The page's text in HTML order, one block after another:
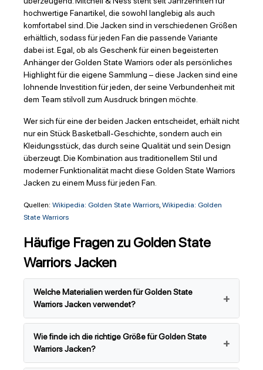
hochwertige Fanartikel, die sowohl langlebig als auch
komfortabel sind. Die Jacken sind in verschiedenen Größen
erhältlich, sodass für jeden Fan die passende Variante
dabei ist. Egal, ob als Geschenk für einen begeisterten
Anhänger der Golden State Warriors oder als persönliches
Highlight für die eigene Sammlung – diese Jacken sind eine
lohnende Investition für jeden, der seine Verbundenheit mit
dem Team stilvoll zum Ausdruck bringen möchte.
Wer sich für eine der beiden Jacken entscheidet, erhält nicht
nur ein Stück Basketball-Geschichte, sondern auch ein
Kleidungsstück, das durch seine Qualität und sein Design
überzeugt. Die Kombination aus traditionellem Stil und
moderner Funktionalität macht diese Golden State Warriors
Jacken zu einem Muss für jeden Fan.
Quellen: Wikipedia: Golden State Warriors, Wikipedia: Golden
State Warriors
Häufige Fragen zu Golden State
Warriors Jacken
Welche Materialien werden für Golden State
Warriors Jacken verwendet?
Wie finde ich die richtige Größe für Golden State
Warriors Jacken?